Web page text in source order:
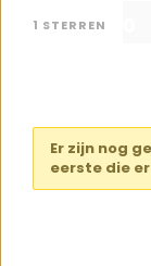
1 STERREN
Er zijn nog
eerste die